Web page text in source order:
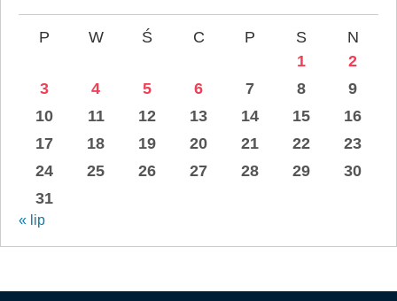
P W Ś C P S
N
1
2
3
4 5 6 7 8
9
10
11 12 13 14 15
16
17
18 19 20 21 22
23
24
25 26 27 28 29
30
31
« lip